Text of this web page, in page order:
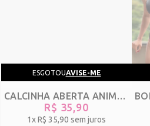
ESGOTOUAVISE-ME
CALCINHA ABERTA ANIMAL PRINT EM RENDA COM BIJU DE LUXO NO BUMBUM - TARDENE - ONÇA - REF 2906
R$ 35,90
1xR$ 35,90 sem juros